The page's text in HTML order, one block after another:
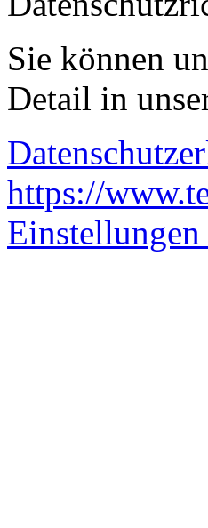
Sie können
Detail in
https://
Einstellungen